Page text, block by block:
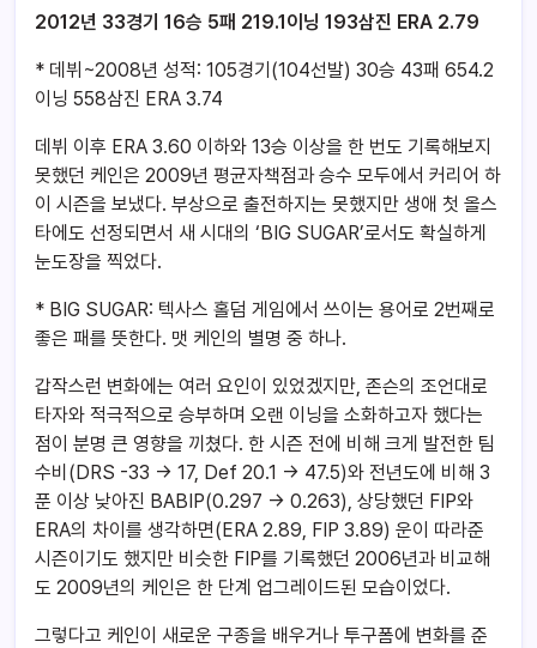
2012년 33경기 16승 5패 219.1이닝 193삼진 ERA 2.79
* 데뷔~2008년 성적: 105경기(104선발) 30승 43패 654.2
이닝 558삼진 ERA 3.74
데뷔 이후 ERA 3.60 이하와 13승 이상을 한 번도 기록해보지
못했던 케인은 2009년 평균자책점과 승수 모두에서 커리어 하
이 시즌을 보냈다. 부상으로 출전하지는 못했지만 생애 첫 올스
타에도 선정되면서 새 시대의 ‘BIG SUGAR’로서도 확실하게
눈도장을 찍었다.
* BIG SUGAR: 텍사스 홀덤 게임에서 쓰이는 용어로 2번째로
좋은 패를 뜻한다. 맷 케인의 별명 중 하나.
갑작스런 변화에는 여러 요인이 있었겠지만, 존슨의 조언대로
타자와 적극적으로 승부하며 오랜 이닝을 소화하고자 했다는
점이 분명 큰 영향을 끼쳤다. 한 시즌 전에 비해 크게 발전한 팀
수비(DRS -33 -> 17, Def 20.1 -> 47.5)와 전년도에 비해 3
푼 이상 낮아진 BABIP(0.297 -> 0.263), 상당했던 FIP와
ERA의 차이를 생각하면(ERA 2.89, FIP 3.89) 운이 따라준
시즌이기도 했지만 비슷한 FIP를 기록했던 2006년과 비교해
도 2009년의 케인은 한 단계 업그레이드된 모습이었다.
그렇다고 케인이 새로운 구종을 배우거나 투구폼에 변화를 준